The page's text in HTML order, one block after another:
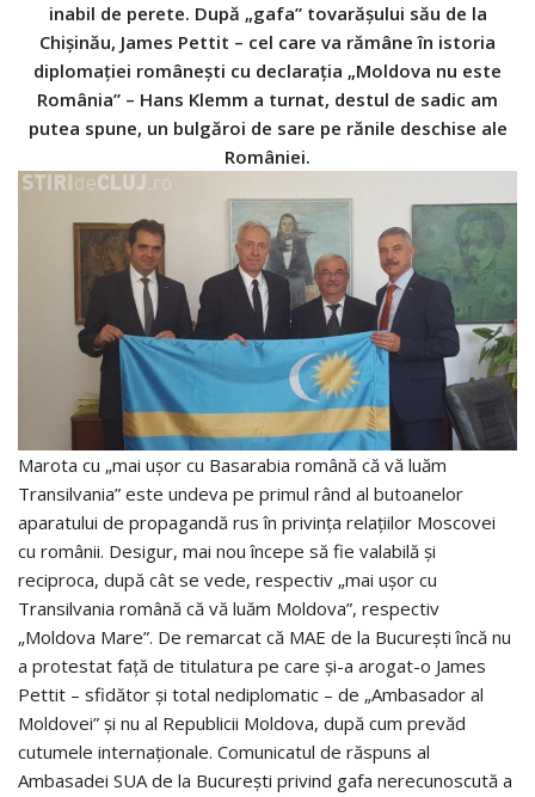
inabil de perete. După „gafa” tovarăşului său de la
Chişinău, James Pettit – cel care va rămâne în istoria
diplomaţiei româneşti cu declaraţia „Moldova nu este
România” – Hans Klemm a turnat, destul de sadic am
putea spune, un bulgăroi de sare pe rănile deschise ale
României.
Marota cu „mai uşor cu Basarabia română că vă luăm
Transilvania” este undeva pe primul rând al butoanelor
aparatului de propagandă rus în privinţa relaţiilor Moscovei
cu românii. Desigur, mai nou începe să fie valabilă şi
reciproca, după cât se vede, respectiv „mai uşor cu
Transilvania română că vă luăm Moldova”, respectiv
„Moldova Mare”. De remarcat că MAE de la Bucureşti încă nu
a protestat faţă de titulatura pe care şi-a arogat-o James
Pettit – sfidător şi total nediplomatic – de „Ambasador al
Moldovei” şi nu al Republicii Moldova, după cum prevăd
cutumele internaţionale. Comunicatul de răspuns al
Ambasadei SUA de la Bucureşti privind gafa nerecunoscută a